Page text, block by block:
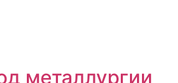
металлургии